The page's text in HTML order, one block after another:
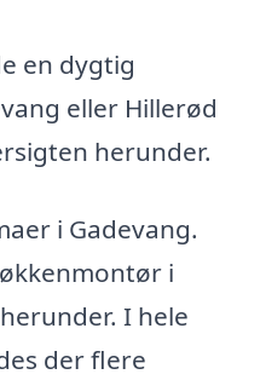
en dygtig
eller Hillerød
herunder.
i Gadevang.
i
I hele
der flere